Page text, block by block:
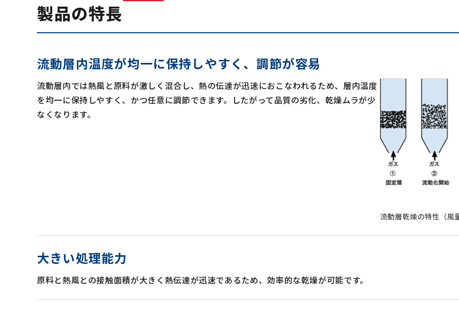
製品の特長
流動層乾燥の特性（
流動層内温度が均一に保持しやすく、調節が容易
流動層内では熱風と原料が激しく混合し、熱の伝達が迅速におこなわれるため、層内温度
を均一に保持しやすく、かつ任意に調節できます。したがって品質の劣化、乾燥ムラが少
なくなります。
大きい処理能力
原料と熱風との接触面積が大きく熱伝達が迅速であるため、効率的な乾燥が可能です。